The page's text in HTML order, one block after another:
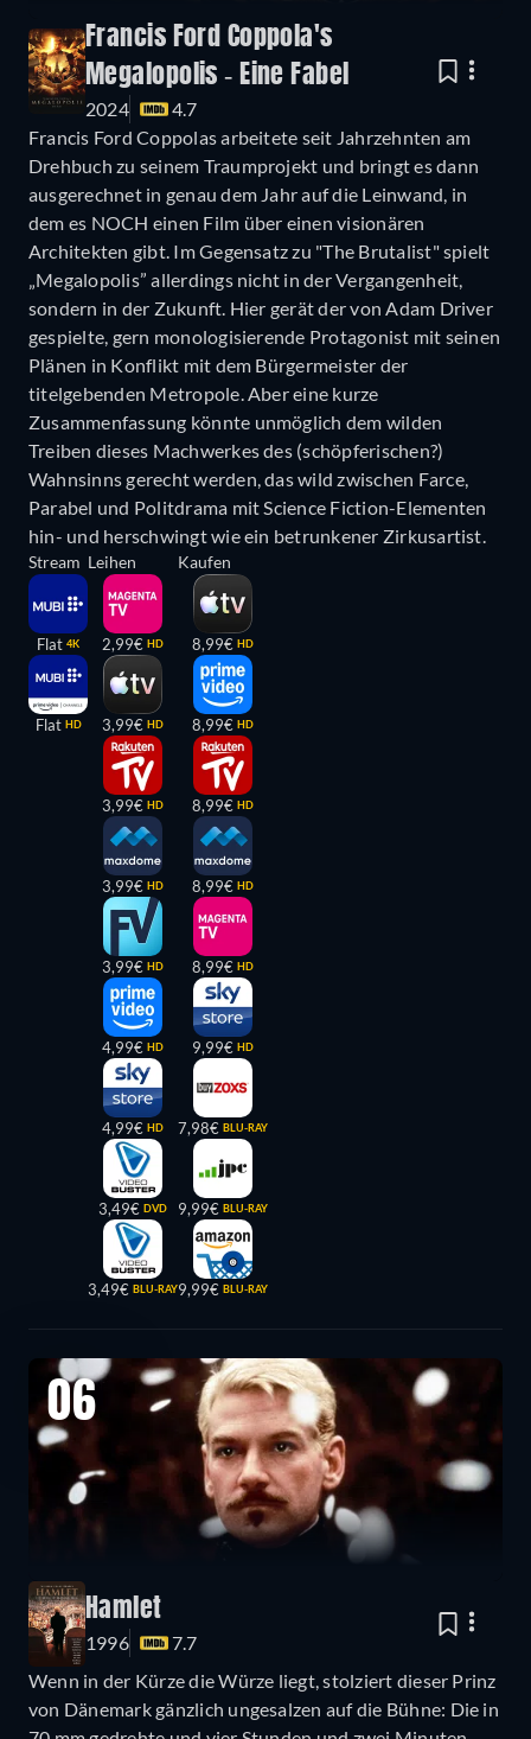
Francis Ford Coppola's
Megalopolis - Eine Fabel
2024
4.7
Francis Ford Coppolas arbeitete seit Jahrzehnten am
Drehbuch zu seinem Traumprojekt und bringt es dann
ausgerechnet in genau dem Jahr auf die Leinwand, in
dem es NOCH einen Film über einen visionären
Architekten gibt. Im Gegensatz zu "The Brutalist" spielt
„Megalopolis” allerdings nicht in der Vergangenheit,
sondern in der Zukunft. Hier gerät der von Adam Driver
gespielte, gern monologisierende Protagonist mit seinen
Plänen in Konflikt mit dem Bürgermeister der
titelgebenden Metropole. Aber eine kurze
Zusammenfassung könnte unmöglich dem wilden
Treiben dieses Machwerkes des (schöpferischen?)
Wahnsinns gerecht werden, das wild zwischen Farce,
Parabel und Politdrama mit Science Fiction-Elementen
hin- und herschwingt wie ein betrunkener Zirkusartist.
Stream
Flat 4K
Flat HD
Leihen
2,99€ HD
3,99€ HD
3,99€ HD
3,99€ HD
3,99€ HD
4,99€ HD
4,99€ HD
3,49€ DVD
3,49€ BLU-RAY
Kaufen
8,99€ HD
8,99€ HD
8,99€ HD
8,99€ HD
8,99€ HD
9,99€ HD
7,98€ BLU-RAY
9,99€ BLU-RAY
9,99€ BLU-RAY
06
Hamlet
1996
7.7
Wenn in der Kürze die Würze liegt, stolziert dieser Prinz
von Dänemark gänzlich ungesalzen auf die Bühne: Die in